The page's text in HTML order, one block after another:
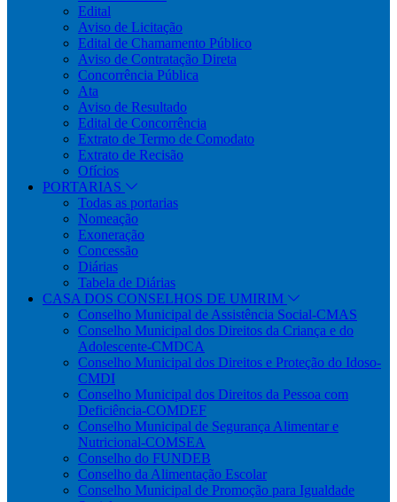
Edital
Aviso de Licitação
Edital de Chamamento Público
Aviso de Contratação Direta
Concorrência Pública
Ata
Aviso de Resultado
Edital de Concorrência
Extrato de Termo de Comodato
Extrato de Recisão
Ofícios
PORTARIAS
Todas as portarias
Nomeação
Exoneração
Concessão
Diárias
Tabela de Diárias
CASA DOS CONSELHOS DE UMIRIM
Conselho Municipal de Assistência Social-CMAS
Conselho Municipal dos Direitos da Criança e do
Adolescente-CMDCA
Conselho Municipal dos Direitos e Proteção do Idoso-
CMDI
Conselho Municipal dos Direitos da Pessoa com
Deficiência-COMDEF
Conselho Municipal de Segurança Alimentar e
Nutricional-COMSEA
Conselho do FUNDEB
Conselho da Alimentação Escolar
Conselho Municipal de Promoção para Igualdade